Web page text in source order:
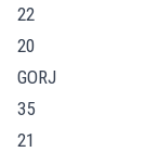
22
20
GORJ
35
21